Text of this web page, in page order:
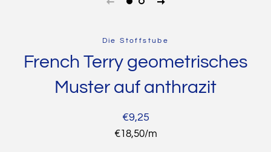
Die Stoffstube
French Terry geometrisches
Muster auf anthrazit
Normaler
Preis
Sonderpreis
€9,25
Stückpreis
€18,50/pro
m